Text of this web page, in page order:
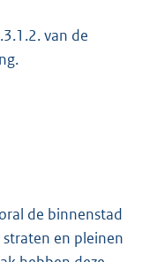
van de
de binnenstad
en pleinen